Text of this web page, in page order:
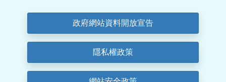
政府網站資料開放宣告
隱私權政策